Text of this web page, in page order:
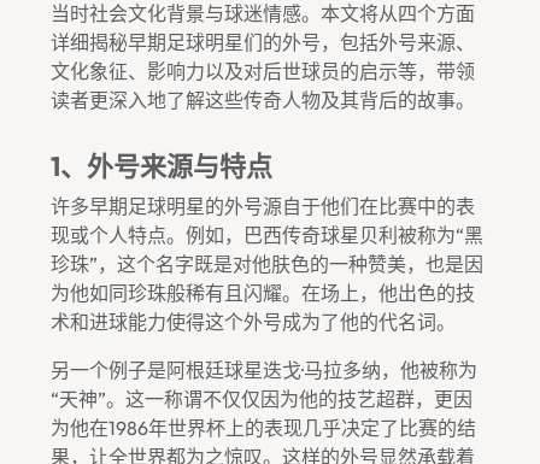
当时社会文化背景与球迷情感。本文将从四个方面
详细揭秘早期足球明星们的外号，包括外号来源、
文化象征、影响力以及对后世球员的启示等，带领
读者更深入地了解这些传奇人物及其背后的故事。
1、外号来源与特点
许多早期足球明星的外号源自于他们在比赛中的表
现或个人特点。例如，巴西传奇球星贝利被称为“黑
珍珠”，这个名字既是对他肤色的一种赞美，也是因
为他如同珍珠般稀有且闪耀。在场上，他出色的技
术和进球能力使得这个外号成为了他的代名词。
另一个例子是阿根廷球星迭戈·马拉多纳，他被称为
“天神”。这一称谓不仅仅因为他的技艺超群，更因
为他在1986年世界杯上的表现几乎决定了比赛的结
果，让全世界都为之惊叹。这样的外号显然承载着